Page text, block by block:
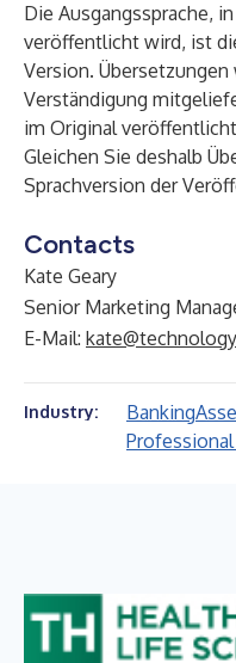
Die Ausgangssprache,
veröffentlicht wird, ist
Version.
Verständigung
im Original
Gleichen Sie deshalb
Sprachversion der
Contacts
Kate Geary
Senior Marketing
E-Mail:
Industry: Banking